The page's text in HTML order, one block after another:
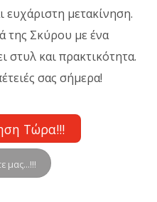
ευχάριστη μετακίνηση.
της Σκύρου με ένα
στυλ και πρακτικότητα.
σας σήμερα!
Τώρα!!!
μας...!!!